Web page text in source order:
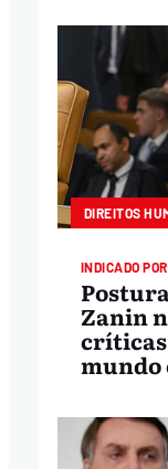
DIREITOS
INDICADO
Zanin
mundo